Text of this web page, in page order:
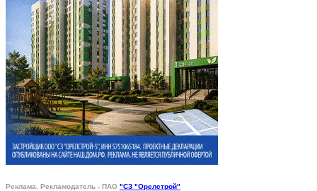
Реклама. Рекламодатель - ПАО "СЗ "Орелстрой"